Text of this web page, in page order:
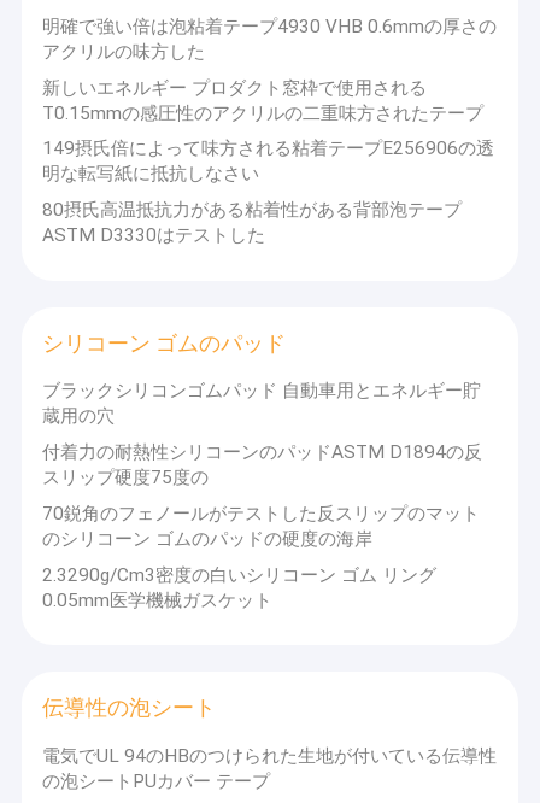
明確で強い倍は泡粘着テープ4930 VHB 0.6mmの厚さの
アクリルの味方した
新しいエネルギー プロダクト窓枠で使用される
T0.15mmの感圧性のアクリルの二重味方されたテープ
149摂氏倍によって味方される粘着テープE256906の透
明な転写紙に抵抗しなさい
80摂氏高温抵抗力がある粘着性がある背部泡テープ
ASTM D3330はテストした
シリコーン ゴムのパッド
ブラックシリコンゴムパッド 自動車用とエネルギー貯
蔵用の穴
付着力の耐熱性シリコーンのパッドASTM D1894の反
スリップ硬度75度の
70鋭角のフェノールがテストした反スリップのマット
のシリコーン ゴムのパッドの硬度の海岸
2.3290g/Cm3密度の白いシリコーン ゴム リング
0.05mm医学機械ガスケット
伝導性の泡シート
電気でUL 94のHBのつけられた生地が付いている伝導性
の泡シートPUカバー テープ